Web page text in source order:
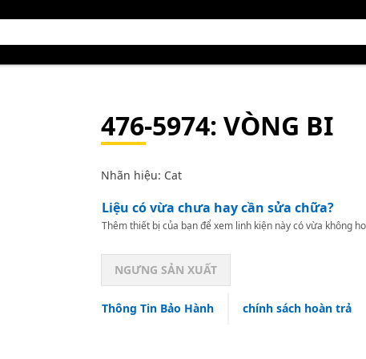
476-5974: VÒNG BI
Nhãn hiệu: Cat
Liệu có vừa chưa hay cần sửa chữa?
Thêm thiết bị của bạn để xem linh kiện này có vừa không
NGƯNG SẢN XUẤT
Thông Tin Bảo Hành chính sách hoàn trả